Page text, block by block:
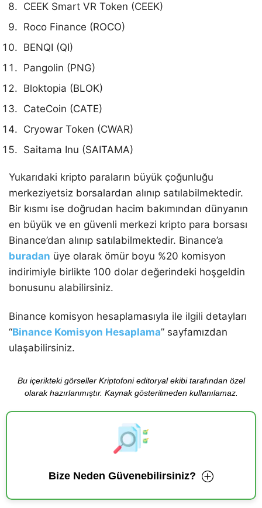
CEEK Smart VR Token (CEEK)
Roco Finance (ROCO)
BENQI (QI)
Pangolin (PNG)
Bloktopia (BLOK)
CateCoin (CATE)
Cryowar Token (CWAR)
Saitama Inu (SAITAMA)
Yukarıdaki kripto paraların büyük çoğunluğu
merkeziyetsiz borsalardan alınıp satılabilmektedir.
Bir kısmı ise doğrudan hacim bakımından dünyanın
en büyük ve en güvenli merkezi kripto para borsası
Binance’dan alınıp satılabilmektedir. Binance’a
buradan üye olarak ömür boyu %20 komisyon
indirimiyle birlikte 100 dolar değerindeki hoşgeldin
bonusunu alabilirsiniz.
Binance komisyon hesaplamasıyla ile ilgili detayları
“Binance Komisyon Hesaplama” sayfamızdan
ulaşabilirsiniz.
Bu içerikteki görseller Kriptofoni editoryal ekibi tarafından özel
olarak hazırlanmıştır. Kaynak gösterilmeden kullanılamaz.
Bize Neden Güvenebilirsiniz?